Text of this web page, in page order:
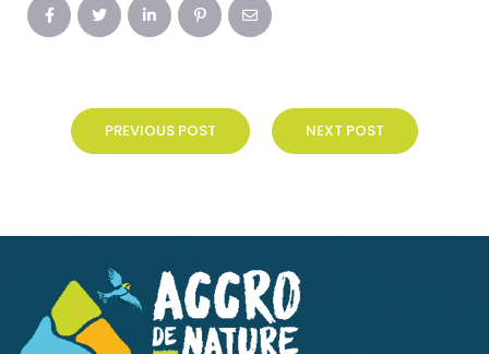
PREVIOUS POST NEXT POST